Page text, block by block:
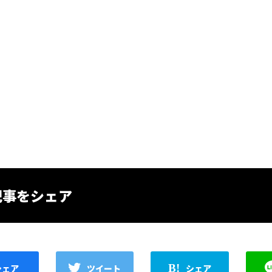
をシェア
ア ツイート シェア